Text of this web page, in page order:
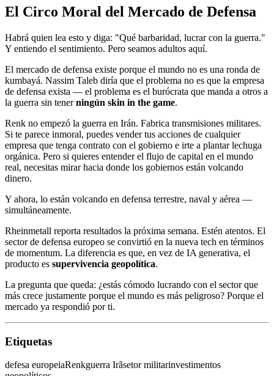
El Circo Moral del Mercado de Defensa
Habrá quien lea esto y diga: "Qué barbaridad, lucrar con la guerra."
Y entiendo el sentimiento. Pero seamos adultos aquí.
El mercado de defensa existe porque el mundo no es una ronda de
kumbayá. Nassim Taleb diría que el problema no es que la empresa
de defensa exista — el problema es el burócrata que manda a otros a
la guerra sin tenerningún skin in the game.
Renk no empezó la guerra en Irán. Fabrica transmisiones militares.
Si te parece inmoral, puedes vender tus acciones de cualquier
empresa que tenga contrato con el gobierno e irte a plantar lechuga
orgánica. Pero si quieres entender el flujo de capital en el mundo
real, necesitas mirar hacia donde los gobiernos están volcando
dinero.
Y ahora, lo están volcando en defensa terrestre, naval y aérea —
simultáneamente.
Rheinmetall reporta resultados la próxima semana. Estén atentos. El
sector de defensa europeo se convirtió en la nueva tech en términos
de momentum. La diferencia es que, en vez de IA generativa, el
producto es supervivencia geopolítica.
La pregunta que queda: ¿estás cómodo lucrando con el sector que
más crece justamente porque el mundo es más peligroso? Porque el
mercado ya respondió por ti.
Etiquetas
defesa europeiaRenkguerra Irãsetor militarinvestimentos